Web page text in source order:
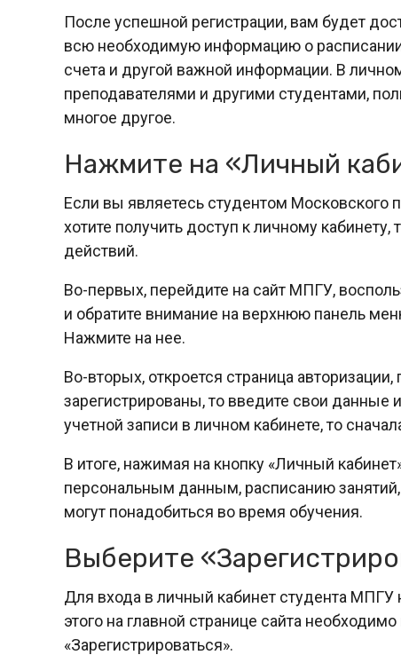
После успешной регистрации, вам будет
всю необходимую информацию о расписании
счета и другой важной информации. В
преподавателями и другими студентами,
многое другое.
Нажмите на «Личный
Если вы являетесь студентом Московского
хотите получить доступ к личному
действий.
Во-первых, перейдите на сайт МПГУ,
и обратите внимание на верхнюю панель
Нажмите на нее.
Во-вторых, откроется страница
зарегистрированы, то введите свои данные
учетной записи в личном кабинете, то
В итоге, нажимая на кнопку «Личный
персональным данным, расписанию
могут понадобиться во время обучения.
Выберите
Для входа в личный кабинет студента МПГУ
этого на главной странице сайта
«Зарегистрироваться».